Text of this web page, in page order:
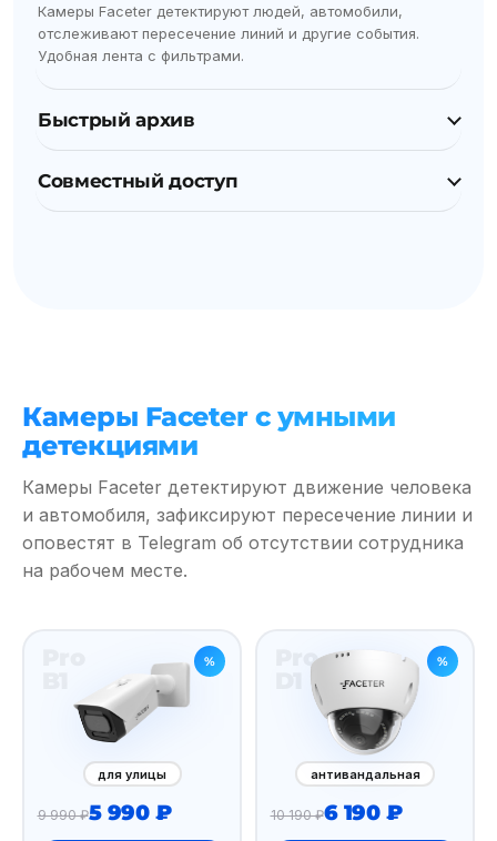
Камеры Faceter детектируют людей, автомобили,
отслеживают пересечение линий и другие события.
Удобная лента с фильтрами.
Быстрый архив
Совместный доступ
Камеры Faceter c умными
детекциями
Камеры Faceter детектируют движение человека
и автомобиля, зафиксируют пересечение линии и
оповестят в Telegram об отсутствии сотрудника
на рабочем месте.
%
для улицы
9 990 ₽5 990 ₽
Pro
%
антивандальная
10 190 ₽6 190 ₽